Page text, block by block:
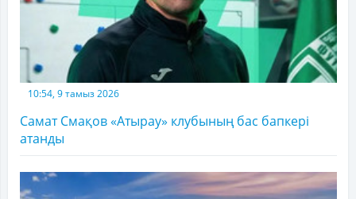
10:54, 9 тамыз 2026
Самат Смақов «Атырау» клубының бас бапкері
атанды